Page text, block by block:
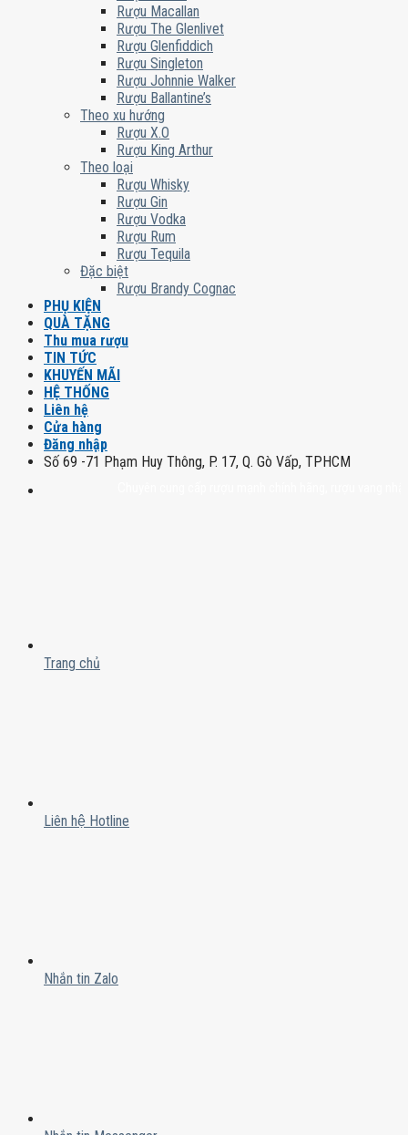
Rượu Macallan
Rượu The Glenlivet
Rượu Glenfiddich
Rượu Singleton
Rượu Johnnie Walker
Rượu Ballantine’s
Theo xu hướng
Rượu X.O
Rượu King Arthur
Theo loại
Rượu Whisky
Rượu Gin
Rượu Vodka
Rượu Rum
Rượu Tequila
Đặc biệt
Rượu Brandy Cognac
PHỤ KIỆN
QUÀ TẶNG
Thu mua rượu
TIN TỨC
KHUYẾN MÃI
HỆ THỐNG
Liên hệ
Cửa hàng
Đăng nhập
Số 69 -71 Phạm Huy Thông, P. 17, Q. Gò Vấp, TPHCM
Trang chủ
Liên hệ Hotline
Nhắn tin Zalo